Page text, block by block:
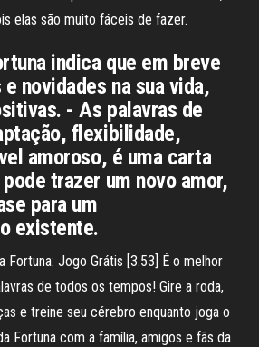
elas são muito fáceis de fazer.
indica que em breve
novidades na sua vida,
- As palavras de
flexibilidade,
amoroso, é uma carta
trazer um novo amor,
para um
existente.
Fortuna: Jogo Grátis [3.53] É o melhor
de todos os tempos! Gire a roda,
e treine seu cérebro enquanto joga o
Fortuna com a família, amigos e fãs da